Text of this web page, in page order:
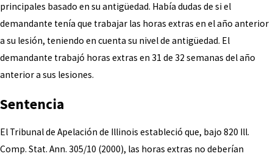
principales basado en su antigüedad. Había dudas de si el
demandante tenía que trabajar las horas extras en el año anterior
a su lesión, teniendo en cuenta su nivel de antigüedad. El
demandante trabajó horas extras en 31 de 32 semanas del año
anterior a sus lesiones.
Sentencia
El Tribunal de Apelación de Illinois estableció que, bajo 820 Ill.
Comp. Stat. Ann. 305/10 (2000), las horas extras no deberían